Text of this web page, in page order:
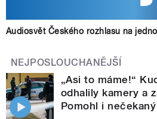
Audiosvět Českého rozhlasu na
NEJPOSLOUCHANĚJŠÍ
„Asi to máme!“
odhalily kamery a
Pomohl i